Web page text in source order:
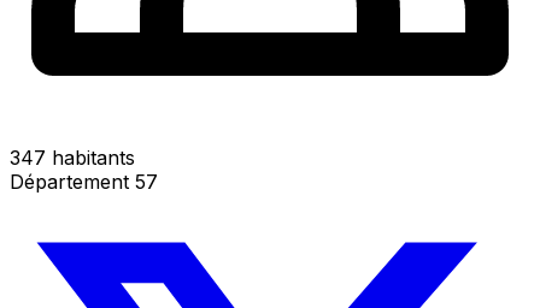
347 habitants
Département 57